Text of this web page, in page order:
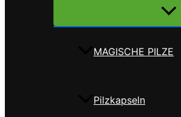
Menü
MAGISCHE PILZE
Pilzkapseln